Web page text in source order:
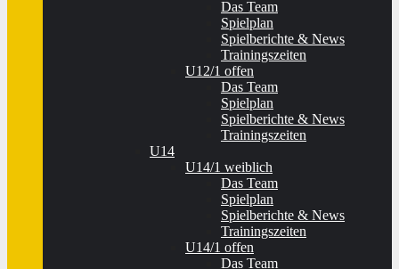
Das Team
Spielplan
Spielberichte & News
Trainingszeiten
U12/1 offen
Das Team
Spielplan
Spielberichte & News
Trainingszeiten
U14
U14/1 weiblich
Das Team
Spielplan
Spielberichte & News
Trainingszeiten
U14/1 offen
Das Team